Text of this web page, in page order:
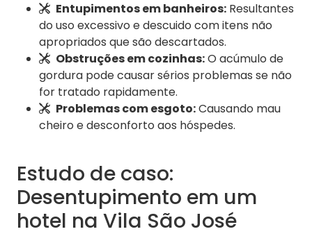
Entupimentos em banheiros: Resultantes
do uso excessivo e descuido com itens não
apropriados que são descartados.
Obstruções em cozinhas:O acúmulo de
gordura pode causar sérios problemas se não
for tratado rapidamente.
Problemas com esgoto:Causando mau
cheiro e desconforto aos hóspedes.
Estudo de caso:
Desentupimento em um
hotel na Vila São José